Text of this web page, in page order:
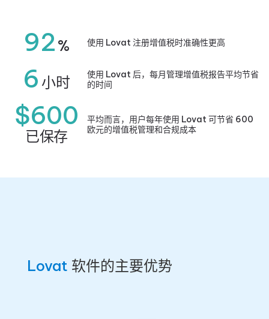
92 % 使用 Lovat 注册增值税时准确性更高
6 小时
使用 Lovat 后，每月管理增值税报告平均节省
的时间
$600
已保存
平均而言，用户每年使用 Lovat 可节省 600
欧元的增值税管理和合规成本
Lovat 软件的主要优势